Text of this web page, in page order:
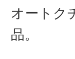
オートク
品。